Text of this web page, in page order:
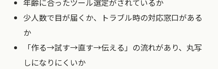
年齢に合ったツール選定がされているか
少人数で目が届くか、トラブル時の対応窓口がある
か
「作る→試す→直す→伝える」の流れがあり、丸写
しになりにくいか